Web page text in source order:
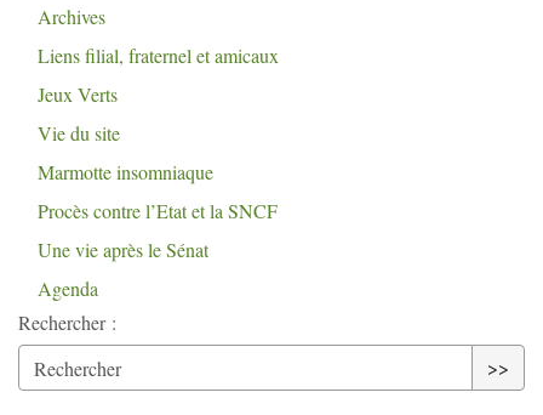
Archives
Liens filial, fraternel et amicaux
Jeux Verts
Vie du site
Marmotte insomniaque
Procès contre l’Etat et laSNCF
Une vie après le Sénat
Agenda
Rechercher :
>>